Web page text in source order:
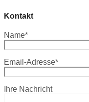
Kontakt
Name*
Email-Adresse*
Ihre Nachricht